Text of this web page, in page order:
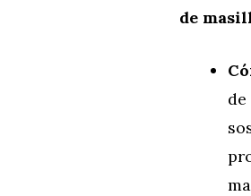
de